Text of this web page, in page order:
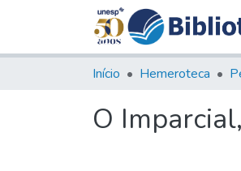
Início Hemeroteca
O